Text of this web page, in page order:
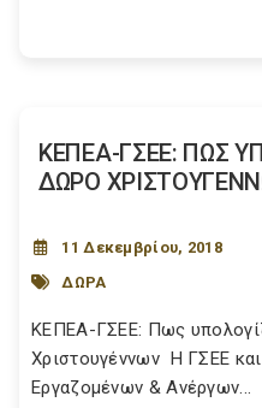
ΚΕΠΕΑ-ΓΣΕΕ: ΠΩΣ
ΔΩΡΟ
11 Δεκεμβρίου, 2018
ΔΩΡΑ
ΚΕΠΕΑ-ΓΣΕΕ: Πως
Χριστουγέννων H ΓΣΕΕ
Εργαζομένων & Ανέργων...